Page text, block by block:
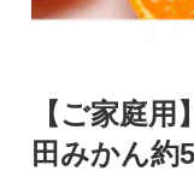
【ご家庭用
田みかん約